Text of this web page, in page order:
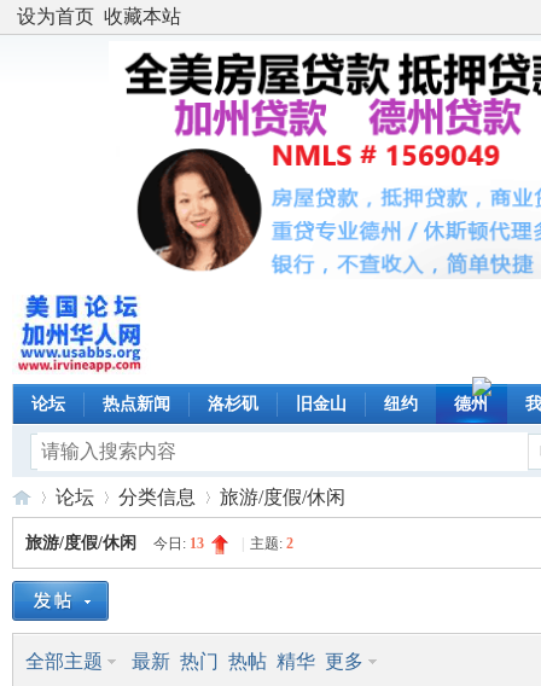
设为首页 收藏本站
论坛 热点新闻 洛杉矶 旧金山 纽约 德州
美»
论坛 分类信息 旅游/度假/休闲
旅游/度假/休闲 今日: 13 主题: 2
全部主题 最新 热门 热帖 精华 更多